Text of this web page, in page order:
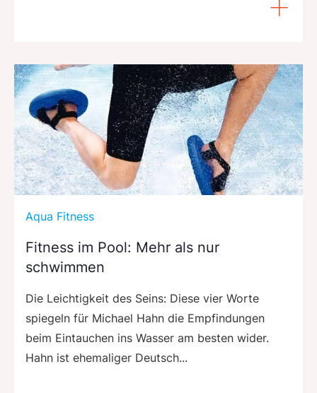
Aqua Fitness
Fitness im Pool: Mehr als nur
schwimmen
Die Leichtigkeit des Seins: Diese vier Worte
spiegeln für Michael Hahn die Empfindungen
beim Eintauchen ins Wasser am besten wider.
Hahn ist ehemaliger Deutsch...